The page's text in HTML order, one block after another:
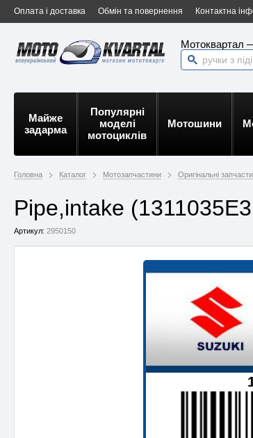
Оплата і доставка Обмін та повернення Контактна
Мотоквартал
Майже
задарма
Популярні
моделі
мотоциклів
Мотошини
Головна Каталог Мотозапчастини Оригінальні
Pipe,intake
Артикул: 2950150